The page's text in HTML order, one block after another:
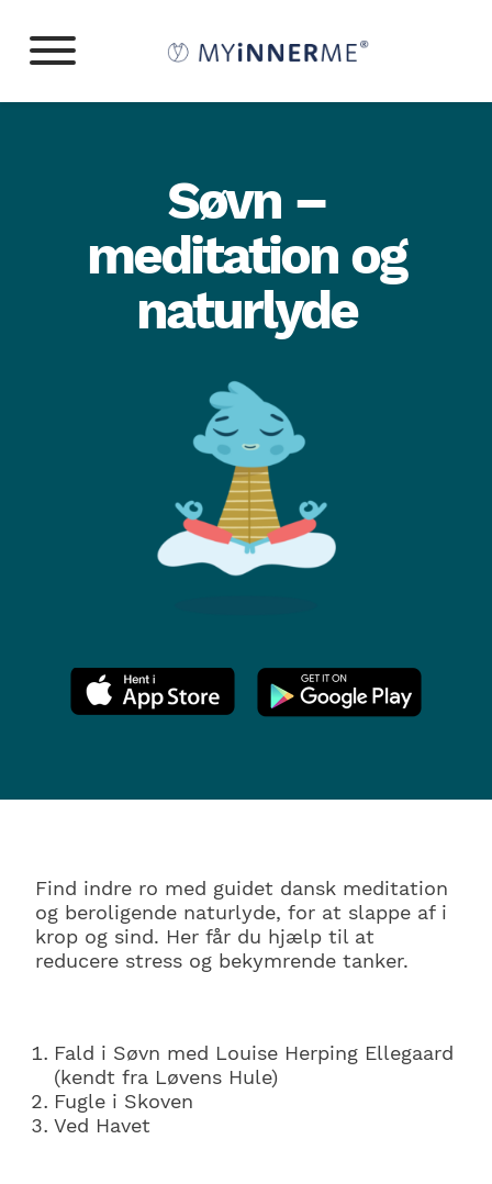
Søvn –
meditation og
naturlyde
Find indre ro med guidet dansk meditation
og beroligende naturlyde, for at slappe af i
krop og sind. Her får du hjælp til at
reducere stress og bekymrende tanker.
Fald i Søvn med Louise Herping Ellegaard
(kendt fra Løvens Hule)
Fugle i Skoven
Ved Havet